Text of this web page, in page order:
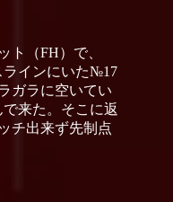
ト（FH）で、
インにいた№17
ガラに空いてい
来た。そこに返
チ出来ず先制点